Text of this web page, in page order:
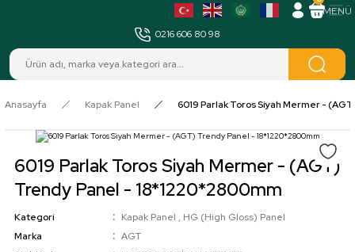
0216 606 80 98
Anasayfa Kapak Panel 6019 Parlak Toros Siyah Mermer -
6019 Parlak Toros Siyah Mermer - (AGT)
Trendy Panel - 18*1220*2800mm
Kategori Kapak Panel , HG (High Gloss) Panel
Marka
AGT